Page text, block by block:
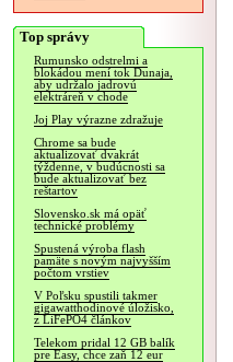
Top správy
Rumunsko odstrelmi a
blokádou mení tok Dunaja,
aby udržalo jadrovú
elektráreň v chode
Joj Play výrazne zdražuje
Chrome sa bude
aktualizovať dvakrát
týždenne, v budúcnosti sa
bude aktualizovať bez
reštartov
Slovensko.sk má opäť
technické problémy
Spustená výroba flash
pamäte s novým najvyšším
počtom vrstiev
V Poľsku spustili takmer
gigawatthodinové úložisko,
z LiFePO4 článkov
Telekom pridal 12 GB balík
pre Easy, chce zaň 12 eur